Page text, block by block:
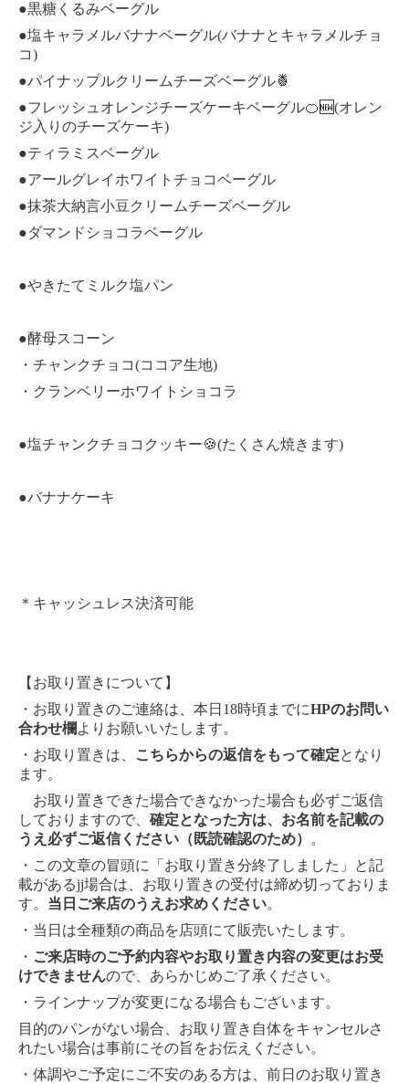
●黒糖くるみベーグル
●塩キャラメルバナナベーグル(バナナとキャラメルチョ
コ)
●パイナップルクリームチーズベーグル🍍
●フレッシュオレンジチーズケーキベーグル🍊🆕(オレン
ジ入りのチーズケーキ)
●ティラミスベーグル
●アールグレイホワイトチョコベーグル
●抹茶大納言小豆クリームチーズベーグル
●ダマンドショコラベーグル
●やきたてミルク塩パン
●酵母スコーン
・チャンクチョコ(ココア生地)
・クランベリーホワイトショコラ
●塩チャンクチョコクッキー🍪(たくさん焼きます)
●バナナケーキ
＊キャッシュレス決済可能
【お取り置きについて】
・お取り置きのご連絡は、本日18時頃までにHPのお問い
合わせ欄よりお願いいたします。
・お取り置きは、
こちらからの返信をもって確定となり
ます。
お取り置きできた場合できなかった場合も必ずご返信
しておりますので、 確定となった方は、お名前を記載の
うえ必ずご返信ください（既読確認のため）
。
・この文章の冒頭に「お取り置き分終了しました」と記
載があるjj場合は、お取り置きの受付は締め切っておりま
す。 当日ご来店のうえお求めください。
・当日は全種類の商品を店頭にて販売いたします。
・ ご来店時のご予約内容やお取り置き内容の変更はお受
けできませんので、あらかじめご了承ください。
・ラインナップが変更になる場合もございます。
目的のパンがない場合、お取り置き自体をキャンセルさ
れたい場合は事前にその旨をお伝えください。
・体調やご予定にご不安のある方は、前日のお取り置き